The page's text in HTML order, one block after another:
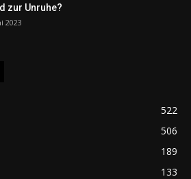
zur Unruhe?
2023
522
506
189
133